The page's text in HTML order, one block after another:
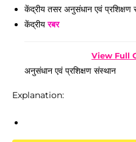
केंद्रीय तसर अनुसंधान एवं प्रशिक्षण
केंद्रीयरबर
View Full
अनुसंधान एवं प्रशिक्षण संस्थान
Explanation: